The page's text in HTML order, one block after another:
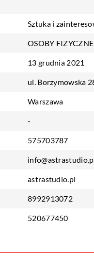
Sztuka i
OSOBY
13 grudnia 2021
ul. Borzymowska
Warszawa
-
575703787
astrastudio.pl
8992913072
520677450